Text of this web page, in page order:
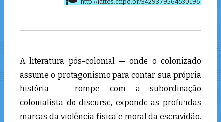
http://lattes.cnpq.br/3429379564530196
A literatura pós-colonial — onde o colonizado
assume o protagonismo para contar sua própria
história — rompe com a subordinação
colonialista do discurso, expondo as profundas
marcas da violência física e moral da escravidão.